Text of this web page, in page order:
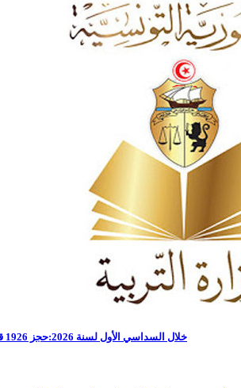
خلال السداسي الأول لسنة 2026:حجز 1926 قطعة من المواد المدرسية